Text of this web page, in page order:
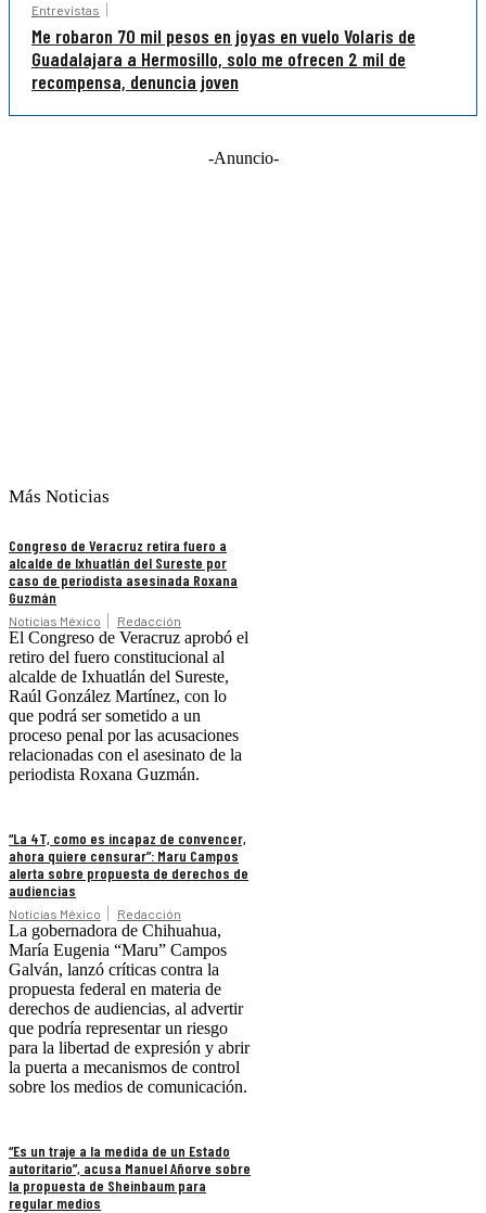
Entrevistas
Me robaron 70 mil pesos en joyas en vuelo Volaris de
Guadalajara a Hermosillo, solo me ofrecen 2 mil de
recompensa, denuncia joven
-Anuncio-
Más Noticias
Congreso de Veracruz retira fuero a
alcalde de Ixhuatlán del Sureste por
caso de periodista asesinada Roxana
Guzmán
Noticias México Redacción
El Congreso de Veracruz aprobó el
retiro del fuero constitucional al
alcalde de Ixhuatlán del Sureste,
Raúl González Martínez, con lo
que podrá ser sometido a un
proceso penal por las acusaciones
relacionadas con el asesinato de la
periodista Roxana Guzmán.
“La 4T, como es incapaz de convencer,
ahora quiere censurar”: Maru Campos
alerta sobre propuesta de derechos de
audiencias
Noticias México Redacción
La gobernadora de Chihuahua,
María Eugenia “Maru” Campos
Galván, lanzó críticas contra la
propuesta federal en materia de
derechos de audiencias, al advertir
que podría representar un riesgo
para la libertad de expresión y abrir
la puerta a mecanismos de control
sobre los medios de comunicación.
“Es un traje a la medida de un Estado
autoritario”, acusa Manuel Añorve sobre
la propuesta de Sheinbaum para
regular medios